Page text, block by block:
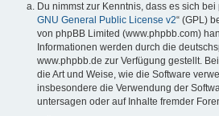
Du nimmst zur Kenntnis, dass es sich
GNU General Public License v2“ (GPL)
von phpBB Limited (www.phpbb.com)
Informationen werden durch die
www.phpbb.de zur Verfügung gestellt.
die Art und Weise, wie die Software
insbesondere die Verwendung der
untersagen oder auf Inhalte fremder